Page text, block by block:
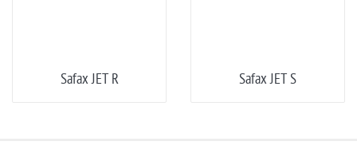
Safax JET R Safax JET S